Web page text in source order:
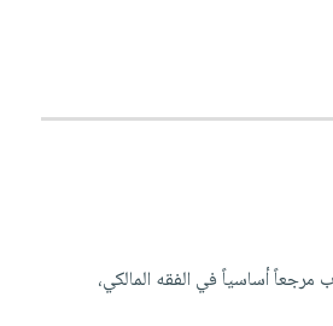
أساسياً في الفقه المالكي،